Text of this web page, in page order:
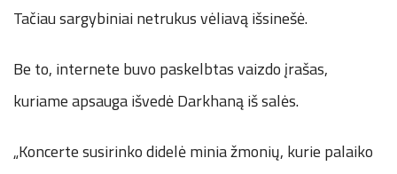
Tačiau sargybiniai netrukus vėliavą išsinešė.
Be to, internete buvo paskelbtas vaizdo įrašas,
kuriame apsauga išvedė Darkhaną iš salės.
„Koncerte susirinko didelė minia žmonių, kurie palaiko